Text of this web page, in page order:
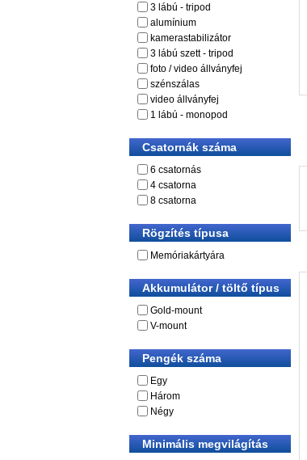
3 lábú - tripod
alumínium
kamerastabilizátor
3 lábú szett - tripod
foto / video állványfej
szénszálas
video állványfej
1 lábú - monopod
Csatornák száma
6 csatornás
4 csatorna
8 csatorna
Rögzítés típusa
Memóriakártyára
Akkumulátor / töltő típus
Gold-mount
V-mount
Pengék száma
Egy
Három
Négy
Minimális megvilágítás